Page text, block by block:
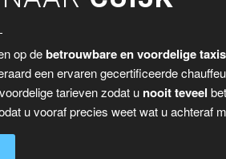
op debetrouwbare en voordelige
een ervaren gecertificeerde
tarieven zodat u nooit teveel
u vooraf precies weet wat u achteraf